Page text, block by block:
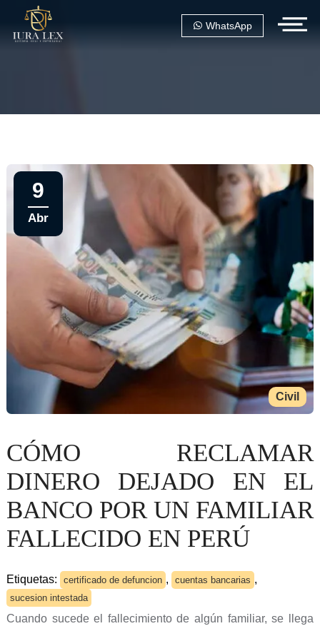
WhatsApp
Civil
9
Abr
CÓMO RECLAMAR
DINERO DEJADO EN EL
BANCO POR UN FAMILIAR
FALLECIDO EN PERÚ
Etiquetas: certificado de defuncion , cuentas bancarias ,
sucesion intestada
Cuando sucede el fallecimiento de algún familiar, se llega